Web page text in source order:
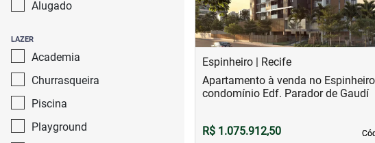
Alugado
LAZER
Academia
Churrasqueira
Piscina
Playground
Espinheiro | Recife
Apartamento à venda no
condomínio Edf. Parador de Gaudí
R$ 1.075.912,50